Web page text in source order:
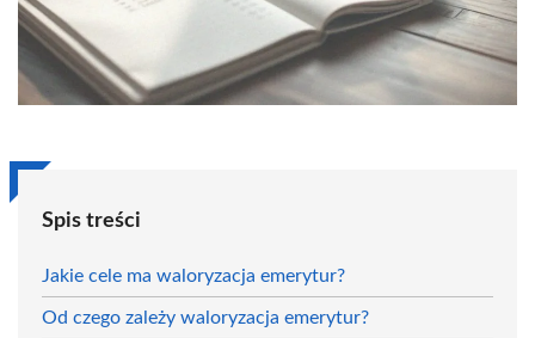
Spis treści
Jakie cele ma waloryzacja emerytur?
Od czego zależy waloryzacja emerytur?